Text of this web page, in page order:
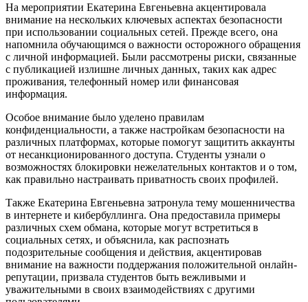
На мероприятии Екатерина Евгеньевна акцентировала
внимание на нескольких ключевых аспектах безопасности
при использовании социальных сетей. Прежде всего, она
напомнила обучающимся о важности осторожного обращения
с личной информацией. Были рассмотрены риски, связанные
с публикацией излишне личных данных, таких как адрес
проживания, телефонный номер или финансовая
информация.
Особое внимание было уделено правилам
конфиденциальности, а также настройкам безопасности на
различных платформах, которые помогут защитить аккаунты
от несанкционированного доступа. Студенты узнали о
возможностях блокировки нежелательных контактов и о том,
как правильно настраивать приватность своих профилей.
Также Екатерина Евгеньевна затронула тему мошенничества
в интернете и кибербуллинга. Она предоставила примеры
различных схем обмана, которые могут встретиться в
социальных сетях, и объяснила, как распознать
подозрительные сообщения и действия, акцентировав
внимание на важности поддержания положительной онлайн-
репутации, призвала студентов быть вежливыми и
уважительными в своих взаимодействиях с другими